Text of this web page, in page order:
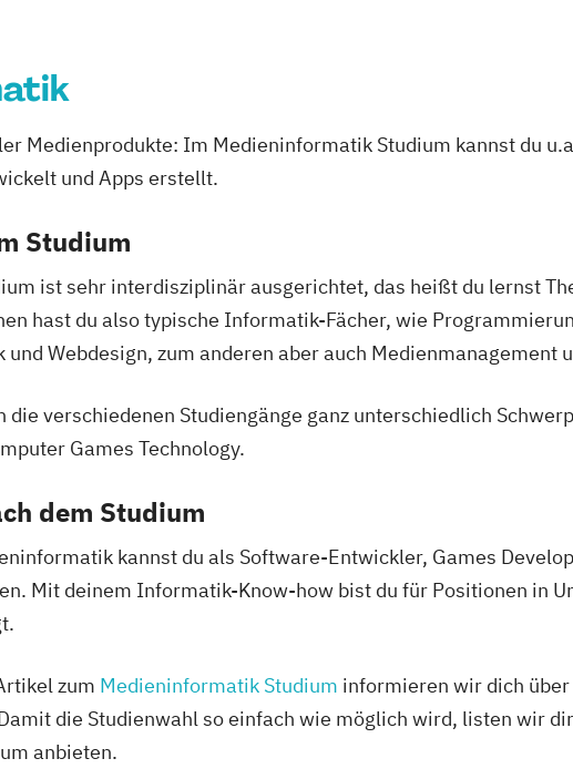
Medienprodukte: Im Medieninformatik Studium kannst du
und Apps erstellt.
Studium
ist sehr interdisziplinär ausgerichtet, das heißt du lernst
hast du also typische Informatik-Fächer, wie
Webdesign, zum anderen aber auch Medienmanagement
die verschiedenen Studiengänge ganz unterschiedlich
Games Technology.
dem Studium
kannst du als Software-Entwickler, Games
Mit deinem Informatik-Know-how bist du für Positionen in
zum Medieninformatik Studium informieren wir dich
die Studienwahl so einfach wie möglich wird, listen wir
anbieten.